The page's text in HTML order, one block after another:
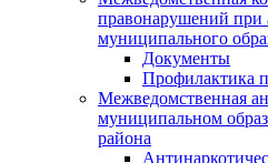
правонарушений при
муниципального
Документы
Профилактика
Межведомственная
муниципальном
района